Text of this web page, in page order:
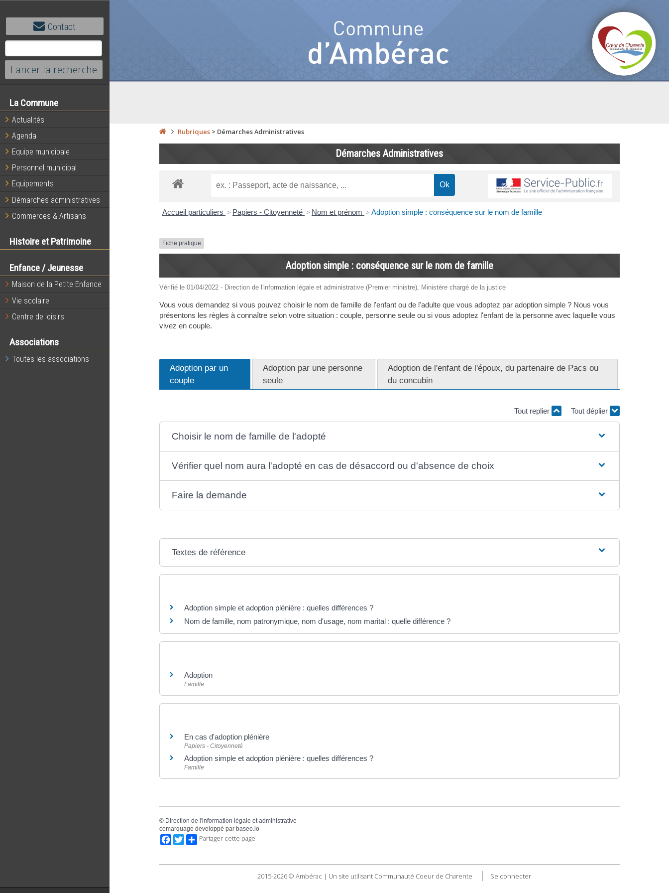
Contact
La Commune
Actualités
Agenda
Equipe municipale
Personnel municipal
Equipements
Démarches administratives
Commerces & Artisans
Histoire et Patrimoine
Enfance / Jeunesse
Maison de la Petite Enfance
Vie scolaire
Centre de loisirs
Associations
Toutes les associations
Rubriques> Démarches Administratives
Démarches Administratives
Accueil particuliers > Papiers - Citoyenneté > Nom et prénom > Adoption simple : conséquence sur le nom de famille
Fiche pratique
Adoption simple : conséquence sur le nom de famille
Vérifié le 01/04/2022 - Direction de l'information légale et administrative (Premier ministre), Ministère chargé de la justice
Vous vous demandez si vous pouvez choisir le nom de famille de l'enfant ou de l'adulte que vous adoptez par adoption simple ? Nous vous
présentons les règles à connaître selon votre situation : couple, personne seule ou si vous adoptez l'enfant de la personne avec laquelle vous
vivez en couple.
Adoption par un
couple
Adoption par une personne
seule
Adoption de l'enfant de l'époux, du partenaire de Pacs ou
du concubin
Tout replier Tout déplier
Choisir le nom de famille de l'adopté
Vérifier quel nom aura l'adopté en cas de désaccord ou d'absence de choix
Faire la demande
Textes de référence
Adoption simple et adoption plénière : quelles différences ?
Nom de famille, nom patronymique, nom d'usage, nom marital : quelle différence ?
Adoption
Famille
En cas d'adoption plénière
Papiers - Citoyenneté
Adoption simple et adoption plénière : quelles différences ?
Famille
© Direction de l'information légale et administrative
comarquage developpé par baseo.io
Facebook
TwitterPartager cette page
2015-2026 © Ambérac | Un site utilisant Communauté Coeur de Charente Se connecter